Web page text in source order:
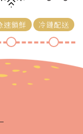
速鎖鮮 冷鏈配送